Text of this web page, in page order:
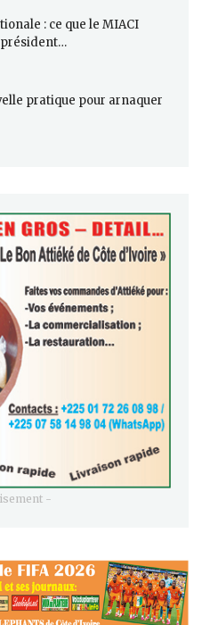
: ce que le MIACI
pratique pour arnaquer
-